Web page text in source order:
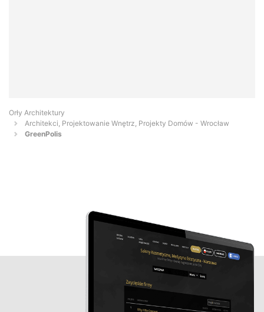
Orły Architektury
Architekci, Projektowanie Wnętrz, Projekty Domów - Wrocław
GreenPolis